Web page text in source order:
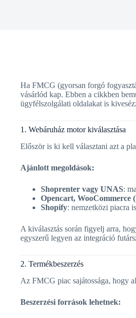
Ha FMCG (gyorsan forgó
vásárlód kap. Ebben a cikkben
ügyfélszolgálati oldalakat is
1. Webáruház motor kiválasztása
Először is ki kell választani azt a
Ajánlott megoldások:
Shoprenter vagy UNAS:
Opencart, WooCommerce
Shopify: nemzetközi piacra
A kiválasztás során figyelj arra,
egyszerű legyen az integráció
2. Termékbeszerzés
Az FMCG piac sajátossága, hogy
Beszerzési források lehetnek: